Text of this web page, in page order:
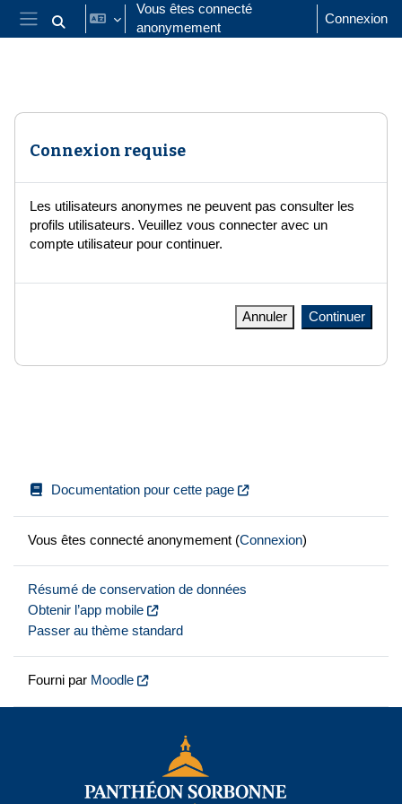
Passer au contenu principal
Panneau latéral
Activer/désactiver la saisie de recherche
Vous êtes connecté
anonymement
Connexion
Connexion requise
Les utilisateurs anonymes ne peuvent pas consulter les
profils utilisateurs. Veuillez vous connecter avec un
compte utilisateur pour continuer.
Annuler Continuer
Documentation pour cette page
Vous êtes connecté anonymement (Connexion)
Résumé de conservation de données
Obtenir l’app mobile
Passer au thème standard
Fourni par Moodle